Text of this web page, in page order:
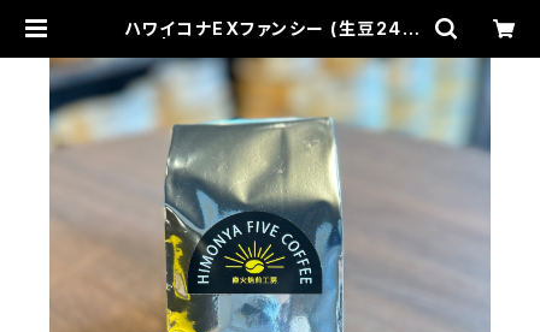
ハワイコナEXファンシー (生豆240